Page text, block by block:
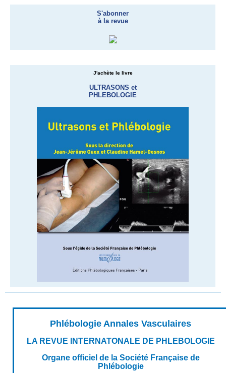
S'abonner
à la revue
J'achète le livre
ULTRASONS et
PHLEBOLOGIE
Phlébologie Annales Vasculaires
LA REVUE INTERNATONALE DE PHLEBOLOGIE
Organe officiel de la Société Française de
Phlébologie